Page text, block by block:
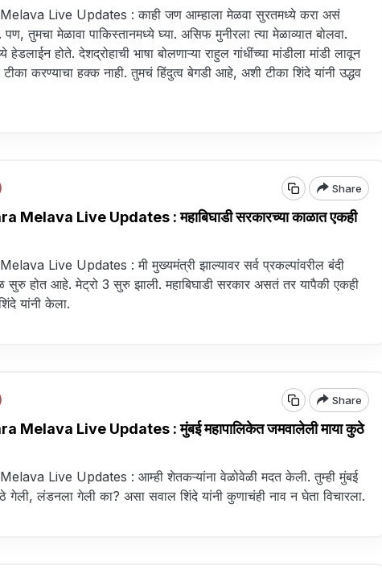
Live Updates : काही जण आम्हाला मेळवा सुरतमध्ये करा असं
तुमचा मेळावा पाकिस्तानमध्ये घ्या. असिफ मुनीरला त्या मेळाव्यात बोलवा.
हेडलाईन होते. देशद्रोहाची भाषा बोलणाऱ्या राहुल गांधींच्या मांडीला मांडी लावून
टीका करण्याचा हक्क नाही. तुमचं हिंदुत्व बेगडी आहे, अशी टीका शिंदे यांनी उद्धव
Share
Live Updates : महाबिघाडी सरकारच्या काळात एकही
Live Updates : मी मुख्यमंत्री झाल्यावर सर्व प्रकल्पांवरील बंदी
सुरु होत आहे. मेट्रो 3 सुरु झाली. महाबिघाडी सरकार असतं तर यापैकी एकही
यांनी केला.
Share
Melava Live Updates : मुंबई महापालिकेत जमवालेली माया कुठे
Live Updates : आम्ही शेतकऱ्यांना वेळोवेळी मदत केली. तुम्ही मुंबई
गेली, लंडनला गेली का? असा सवाल शिंदे यांनी कुणाचंही नाव न घेता विचारला.